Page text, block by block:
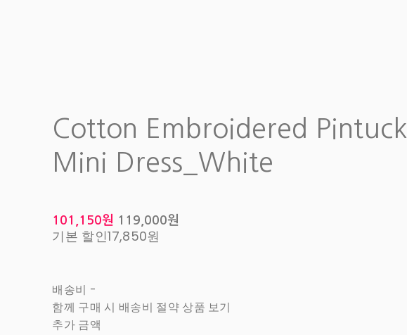
Cotton Embroidered Pintuck
Mini Dress_White
101,150원 119,000원
기본 할인17,850원
배송비 -
함께 구매 시 배송비 절약 상품 보기
추가 금액